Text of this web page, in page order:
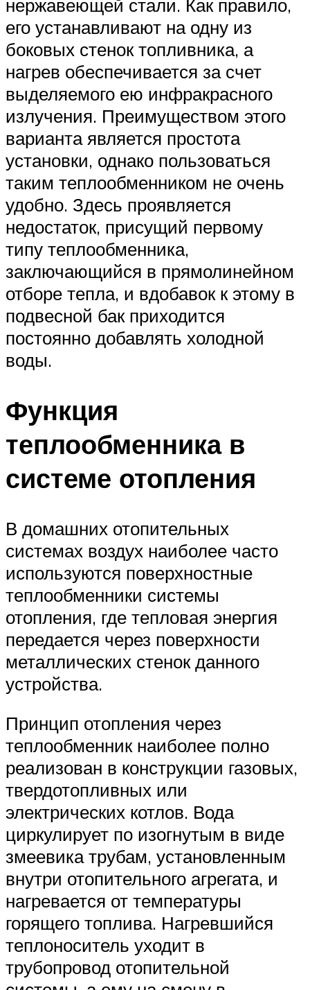
нержавеющей стали. Как правило,
его устанавливают на одну из
боковых стенок топливника, а
нагрев обеспечивается за счет
выделяемого ею инфракрасного
излучения. Преимуществом этого
варианта является простота
установки, однако пользоваться
таким теплообменником не очень
удобно. Здесь проявляется
недостаток, присущий первому
типу теплообменника,
заключающийся в прямолинейном
отборе тепла, и вдобавок к этому в
подвесной бак приходится
постоянно добавлять холодной
воды.
Функция
теплообменника в
системе отопления
В домашних отопительных
системах воздух наиболее часто
используются поверхностные
теплообменники системы
отопления, где тепловая энергия
передается через поверхности
металлических стенок данного
устройства.
Принцип отопления через
теплообменник наиболее полно
реализован в конструкции газовых,
твердотопливных или
электрических котлов. Вода
циркулирует по изогнутым в виде
змеевика трубам, установленным
внутри отопительного агрегата, и
нагревается от температуры
горящего топлива. Нагревшийся
теплоноситель уходит в
трубопровод отопительной